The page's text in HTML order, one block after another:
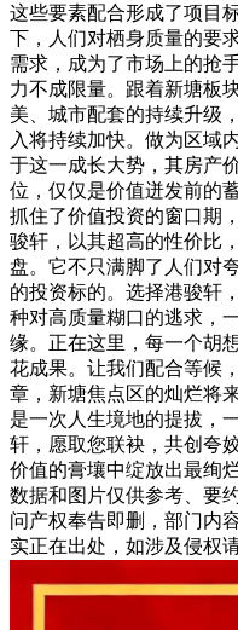
这些要素配合形成了项目
下，人们对栖身质量的要
需求，成为了市场上的抢
力不成限量。跟着新塘板
美、城市配套的持续升级
入将持续加快。做为区域
于这一成长大势，其房产
位，仅仅是价值迸发前的
抓住了价值投资的窗口期
骏轩，以其超高的性价比
盘。它不只满脚了人们对
的投资标的。选择港骏轩
种对高质量糊口的逃求，
缘。正在这里，每一个胡
花成果。让我们配合等候
章，新塘焦点区的灿烂将
是一次人生境地的提拔，
轩，愿取您联袂，共创夸
价值的膏壤中绽放出最绚
数据和图片仅供参考、要
问产权奉告即删，部门内
实正在出处，如涉及侵权